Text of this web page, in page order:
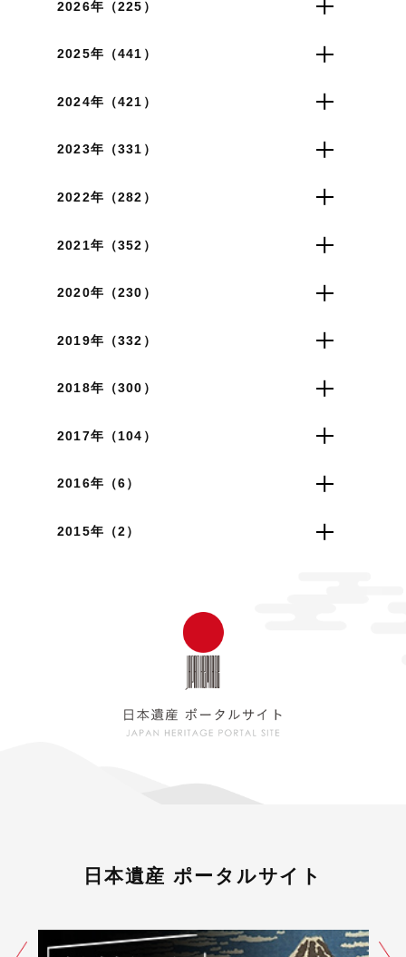
2026年（225）
2025年（441）
2024年（421）
2023年（331）
2022年（282）
2021年（352）
2020年（230）
2019年（332）
2018年（300）
2017年（104）
2016年（6）
2015年（2）
日本遺産 ポータルサイト